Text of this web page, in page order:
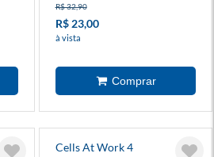
R$ 32,90
R$ 23,00
à vista
Cells At Work 4